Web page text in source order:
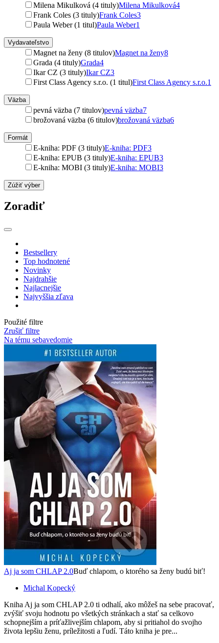
Milena Mikulková (4 tituly)Milena Mikulková4
Frank Coles (3 tituly)Frank Coles3
Paula Weber (1 titul)Paula Weber1
Vydavateľstvo
Magnet na ženy (8 titulov)Magnet na ženy8
Grada (4 tituly)Grada4
Ikar CZ (3 tituly)Ikar CZ3
First Class Agency s.r.o. (1 titul)First Class Agency s.r.o.1
Väzba
pevná väzba (7 titulov)pevná väzba7
brožovaná väzba (6 titulov)brožovaná väzba6
Formát
E-kniha: PDF (3 tituly)E-kniha: PDF3
E-kniha: EPUB (3 tituly)E-kniha: EPUB3
E-kniha: MOBI (3 tituly)E-kniha: MOBI3
Zúžiť výber
Zoradiť
Bestsellery
Top hodnotené
Novinky
Najdrahšie
Najlacnejšie
Najvyššia zľava
Použité filtre
Zrušiť filtre
Na tému sebavedomie
Aj ja som CHLAP 2.0Buď chlapom, o ktorého sa ženy budú biť!
Michal Kopecký
Kniha Aj ja som CHLAP 2.0 ti odhalí, ako môžeš na sebe pracovať,
zvýšiť svoju hodnotu po všetkých stránkach a stať sa celkovo
schopnejším a príťažlivejším chlapom, aby si pritiahol do svojho
života lepšiu ženu, príležitosti a ľudí. Táto kniha je pre...